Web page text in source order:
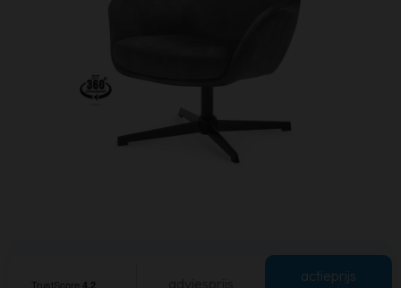
actieprijs